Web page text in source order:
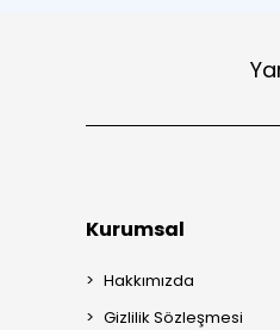
Kurumsal
Hakkımızda
Gizlilik Sözleşmesi